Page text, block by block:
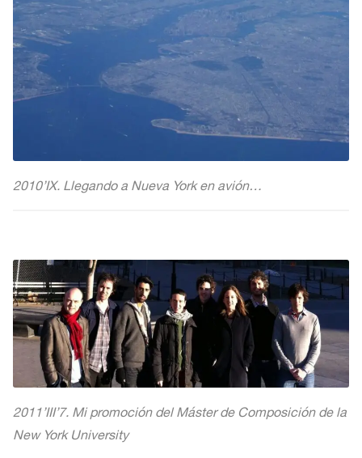
2010’IX. Llegando a Nueva York en avión…
2011’III’7. Mi promoción del Máster de Composición de la
New York University